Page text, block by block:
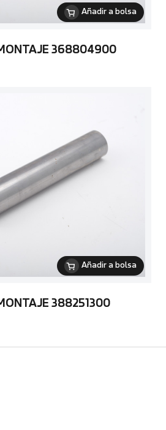
Añadir a bolsa
368804900
Añadir a bolsa
388251300